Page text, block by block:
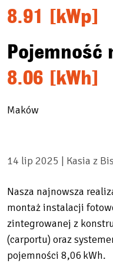
8.91 [kWp]
Pojemność
8.06 [kWh]
Maków
14 lip 2025 | Kasia z
Nasza najnowsza
montaż instalacji
zintegrowanej z
(carportu) oraz
pojemności 8,06 kWh.